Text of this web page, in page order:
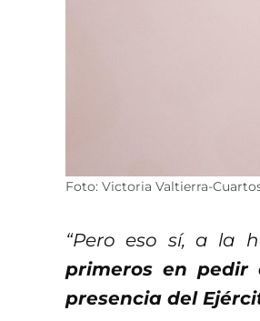
Foto: Victoria Valtierra-
“Pero eso sí, a la
primeros en pedir
presencia del